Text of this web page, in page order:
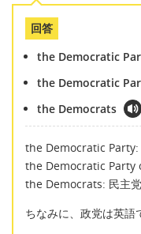
回答
the Democratic
the Democratic
the Democrats
the Democratic Party:
the Democratic Party
the Democrats: 民主党
ちなみに、政党は英